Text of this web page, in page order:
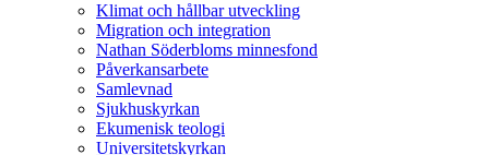
Klimat och hållbar utveckling
Migration och integration
Nathan Söderbloms minnesfond
Påverkansarbete
Samlevnad
Sjukhuskyrkan
Ekumenisk teologi
Universitetskyrkan